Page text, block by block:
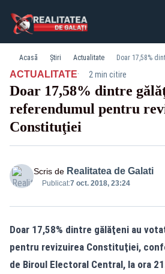
Acasă Știri Actualitate
ACTUALITATE· 2 min citire
Doar 17,58% dintre
referendumul pentru
Constituţiei
Scris de Realitatea de Galati
Publicat:7 oct. 2018, 23:24
Doar 17,58% dintre gălăţeni au
pentru revizuirea Constituţiei,
de Biroul Electoral Central, la ora